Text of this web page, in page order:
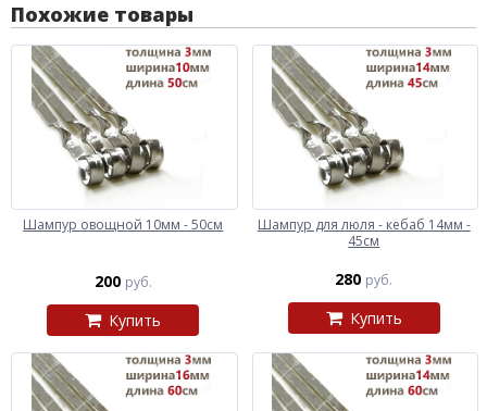
Похожие товары
Шампур овощной 10мм - 50см
200 руб.
Купить
Шампур для люля - кебаб 14мм -
45см
280 руб.
Купить